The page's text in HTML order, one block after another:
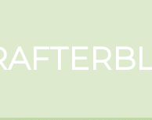
content